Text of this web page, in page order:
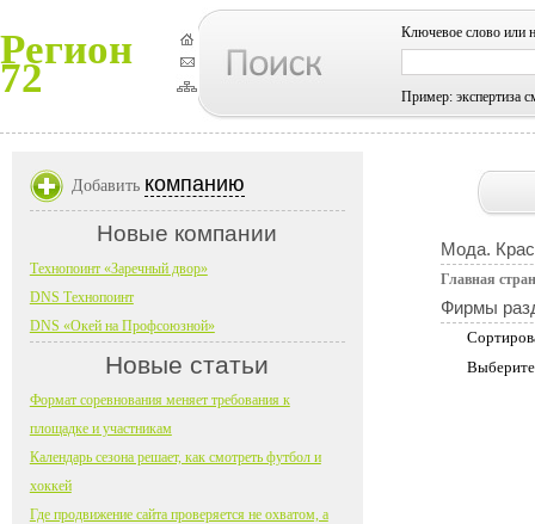
Регион
72
Ключевое слово или
Пример: экспертиза
Мода.
Главная
Фирмы
Добавить компанию
Новые компании
Технопоинт «Заречный двор»
DNS Технопоинт
DNS «Окей на Профсоюзной»
Новые статьи
Формат соревнования меняет требования к
площадке и участникам
Календарь сезона решает, как смотреть футбол и
хоккей
Где продвижение сайта проверяется не охватом, а